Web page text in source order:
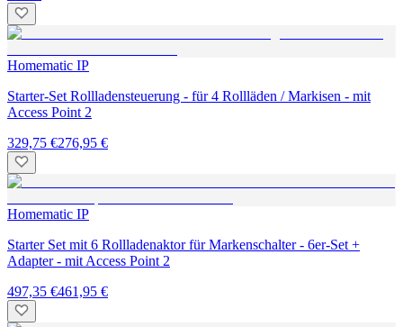
Homematic IP
Starter-Set Rollladensteuerung - für 4 Rollläden / Markisen - mit
Access Point 2
329,75 €276,95 €
Homematic IP
Starter Set mit 6 Rollladenaktor für Markenschalter - 6er-Set +
Adapter - mit Access Point 2
497,35 €461,95 €